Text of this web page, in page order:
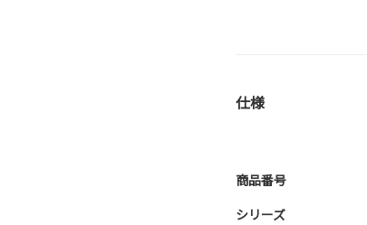
仕様
商品番号
シリーズ